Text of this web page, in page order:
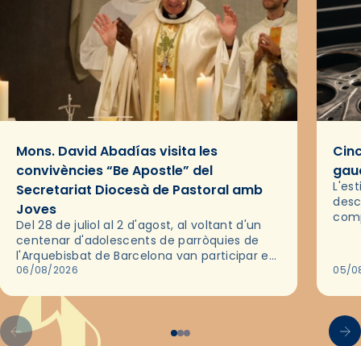
Mons. David Abadías visita les
convivències “Be Apostle” del
Secretariat Diocesà de Pastoral amb
Joves
Del 28 de juliol al 2 d'agost, al voltant d'un
centenar d'adolescents de parròquies de
l'Arquebisbat de Barcelona van participar en
les convivències Be Apostle, organitzades
06/08/2026 05/